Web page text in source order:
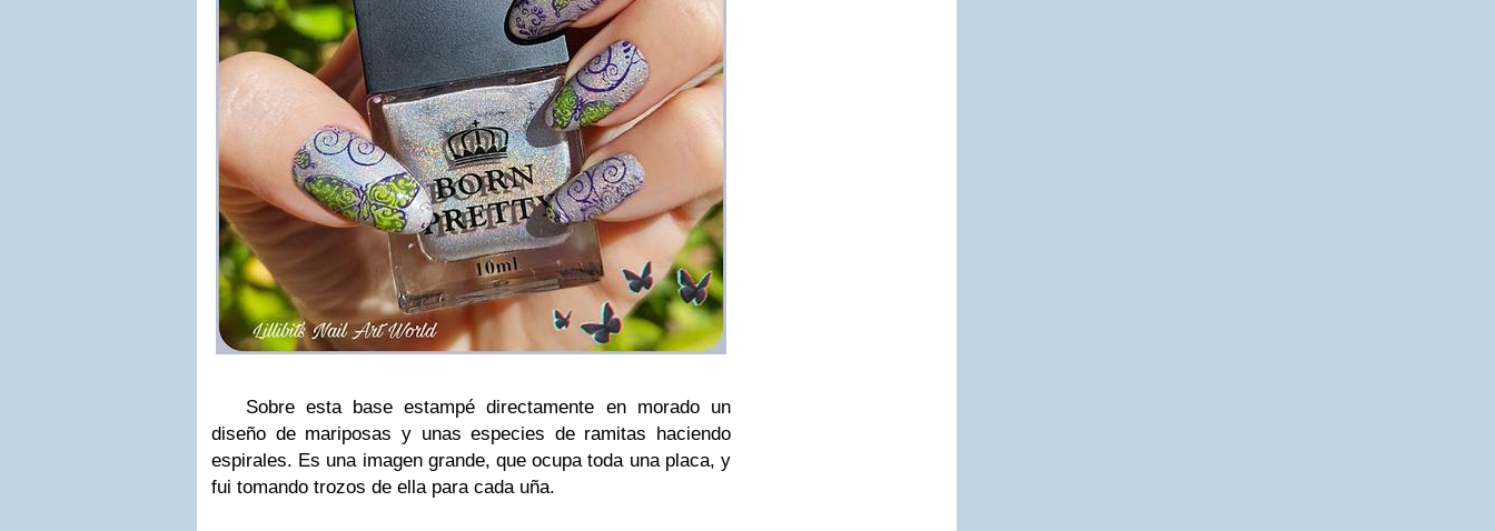
Sobre esta base estampé directamente en morado un
diseño de mariposas y unas especies de ramitas haciendo
espirales. Es una imagen grande, que ocupa toda una placa, y
fui tomando trozos de ella para cada uña.